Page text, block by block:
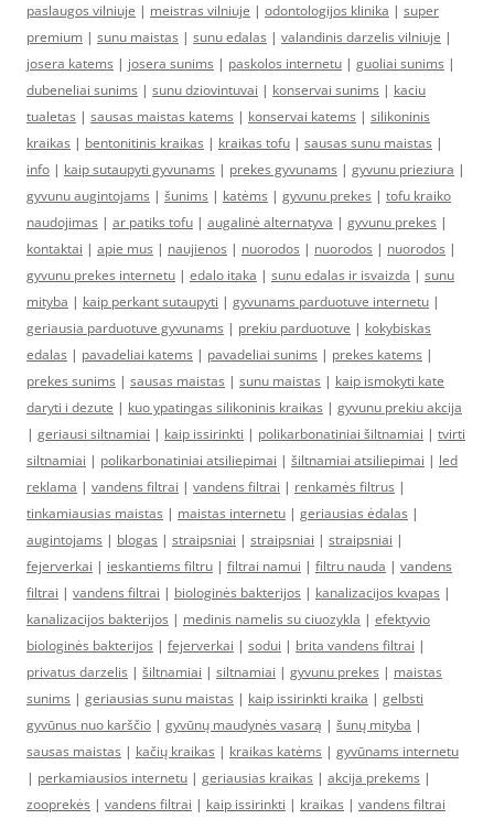
paslaugos vilniuje | meistras vilniuje | odontologijos klinika | super
premium | sunu maistas | sunu edalas | valandinis darzelis vilniuje |
josera katems | josera sunims | paskolos internetu | guoliai sunims |
dubeneliai sunims | sunu dziovintuvai | konservai sunims | kaciu
tualetas | sausas maistas katems | konservai katems | silikoninis
kraikas | bentonitinis kraikas | kraikas tofu | sausas sunu maistas |
info | kaip sutaupyti gyvunams | prekes gyvunams | gyvunu prieziura |
gyvunu augintojams | šunims | katėms | gyvunu prekes | tofu kraiko
naudojimas | ar patiks tofu | augalinė alternatyva | gyvunu prekes |
kontaktai | apie mus | naujienos | nuorodos | nuorodos | nuorodos |
gyvunu prekes internetu | edalo itaka | sunu edalas ir isvaizda | sunu
mityba | kaip perkant sutaupyti | gyvunams parduotuve internetu |
geriausia parduotuve gyvunams | prekiu parduotuve | kokybiskas
edalas | pavadeliai katems | pavadeliai sunims | prekes katems |
prekes sunims | sausas maistas | sunu maistas | kaip ismokyti kate
daryti i dezute | kuo ypatingas silikoninis kraikas | gyvunu prekiu akcija
| geriausi siltnamiai | kaip issirinkti | polikarbonatiniai šiltnamiai | tvirti
siltnamiai | polikarbonatiniai atsiliepimai | šiltnamiai atsiliepimai | led
reklama | vandens filtrai | vandens filtrai | renkamės filtrus |
tinkamiausias maistas | maistas internetu | geriausias ėdalas |
augintojams | blogas | straipsniai | straipsniai | straipsniai |
fejerverkai | ieskantiems filtru | filtrai namui | filtru nauda | vandens
filtrai | vandens filtrai | biologinės bakterijos | kanalizacijos kvapas |
kanalizacijos bakterijos | medinis namelis su ciuozykla | efektyvio
biologinės bakterijos | fejerverkai | sodui | brita vandens filtrai |
privatus darzelis | šiltnamiai | siltnamiai | gyvunu prekes | maistas
sunims | geriausias sunu maistas | kaip issirinkti kraika | gelbsti
gyvūnus nuo karščio | gyvūnų maudynės vasarą | šunų mityba |
sausas maistas | kačių kraikas | kraikas katėms | gyvūnams internetu
| perkamiausios internetu | geriausias kraikas | akcija prekems |
zooprekės | vandens filtrai | kaip issirinkti | kraikas | vandens filtrai